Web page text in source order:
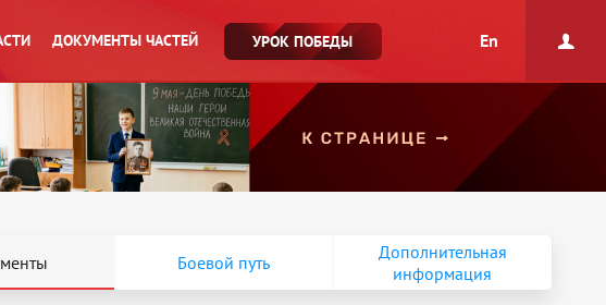
ДОКУМЕНТЫ ЧАСТЕЙ УРОК ПОБЕДЫ En
Боевой путь
Дополнительная
информация